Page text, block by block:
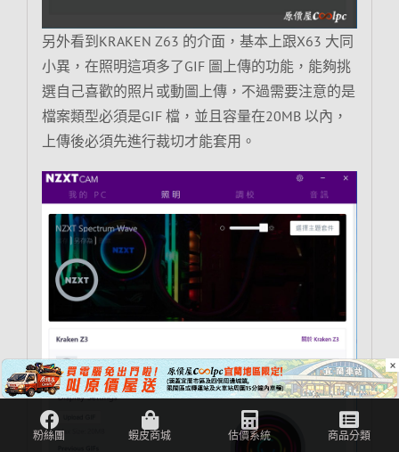
另外看到KRAKEN Z63 的介面，基本上跟X63 大同
小異，在照明這項多了GIF 圖上傳的功能，能夠挑
選自己喜歡的照片或動圖上傳，不過需要注意的是
檔案類型必須是GIF 檔，並且容量在20MB 以內，
上傳後必須先進行裁切才能套用。
×